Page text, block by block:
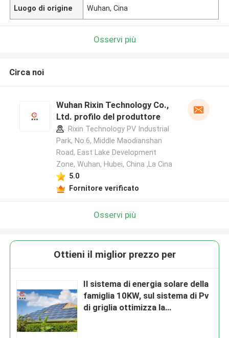
Luogo di origine Wuhan, Cina
Osservi più
Circa noi
Wuhan Rixin Technology Co.,
Ltd. profilo del produttore
Rixin Technology PV Industrial
Park, No.6, Middle Maodianshan
Road, East Lake Development
Zone, Wuhan, Hubei, China ,La Cina
5.0
Fornitore verificato
Osservi più
Ottieni il miglior prezzo per
Il sistema di energia solare della
famiglia 10KW, sul sistema di Pv
di griglia ottimizza la